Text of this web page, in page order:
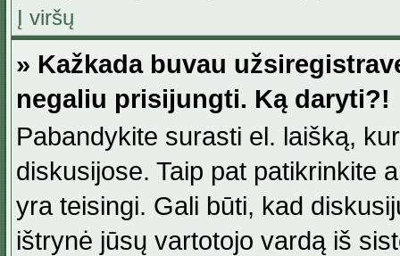
Į viršų
» Kažkada buvau
negaliu prisijungti. Ką daryti?!
Pabandykite surasti el. laišką,
diskusijose. Taip pat patikrinkite
yra teisingi. Gali būti, kad
ištrynė jūsų vartotojo vardą iš